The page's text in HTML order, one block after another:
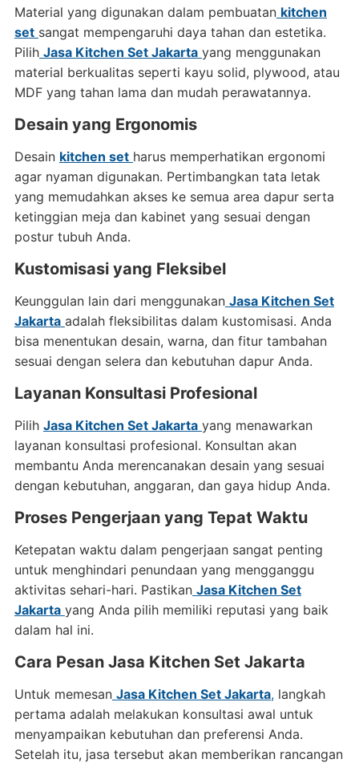
Material yang digunakan dalam pembuatan kitchen
set sangat mempengaruhi daya tahan dan estetika.
Pilih Jasa Kitchen Set Jakarta yang menggunakan
material berkualitas seperti kayu solid, plywood, atau
MDF yang tahan lama dan mudah perawatannya.
Desain yang Ergonomis
Desain kitchen set harus memperhatikan ergonomi
agar nyaman digunakan. Pertimbangkan tata letak
yang memudahkan akses ke semua area dapur serta
ketinggian meja dan kabinet yang sesuai dengan
postur tubuh Anda.
Kustomisasi yang Fleksibel
Keunggulan lain dari menggunakan Jasa Kitchen Set
Jakarta adalah fleksibilitas dalam kustomisasi. Anda
bisa menentukan desain, warna, dan fitur tambahan
sesuai dengan selera dan kebutuhan dapur Anda.
Layanan Konsultasi Profesional
Pilih Jasa Kitchen Set Jakarta yang menawarkan
layanan konsultasi profesional. Konsultan akan
membantu Anda merencanakan desain yang sesuai
dengan kebutuhan, anggaran, dan gaya hidup Anda.
Proses Pengerjaan yang Tepat Waktu
Ketepatan waktu dalam pengerjaan sangat penting
untuk menghindari penundaan yang mengganggu
aktivitas sehari-hari. Pastikan Jasa Kitchen Set
Jakarta yang Anda pilih memiliki reputasi yang baik
dalam hal ini.
Cara Pesan Jasa Kitchen Set Jakarta
Untuk memesan Jasa Kitchen Set Jakarta,langkah
pertama adalah melakukan konsultasi awal untuk
menyampaikan kebutuhan dan preferensi Anda.
Setelah itu, jasa tersebut akan memberikan rancangan